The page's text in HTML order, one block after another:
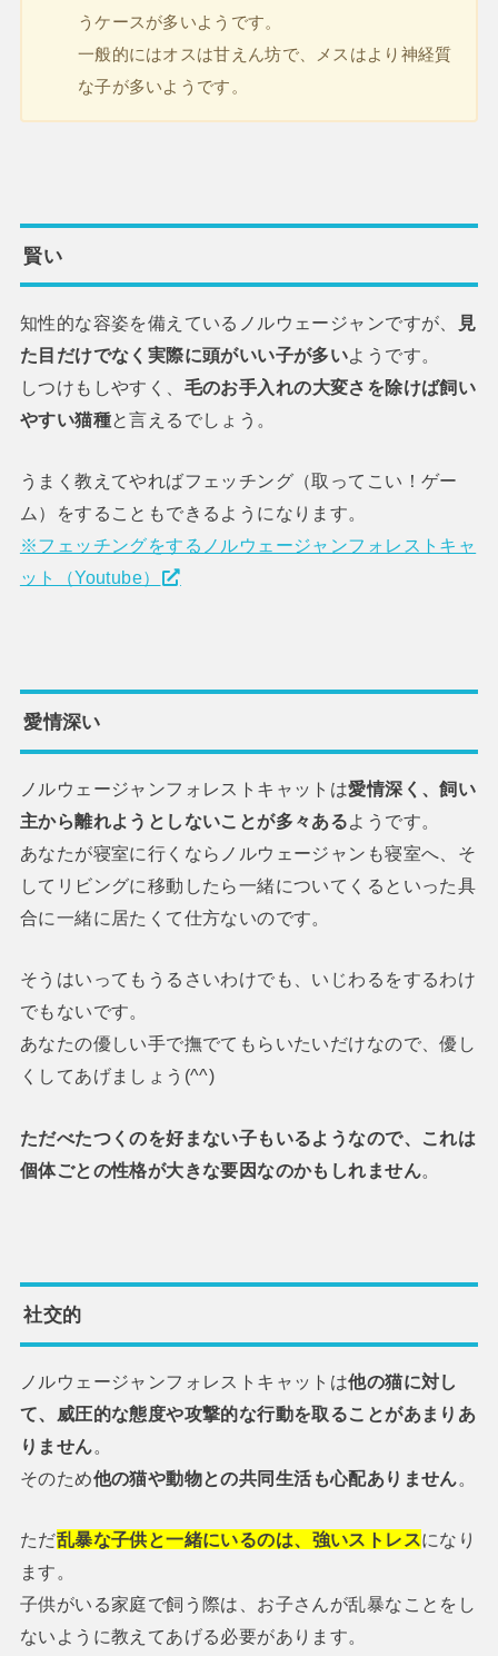
うケースが多いようです。
一般的にはオスは甘えん坊で、メスはより神経質
な子が多いようです。
賢い
知性的な容姿を備えているノルウェージャンですが、
見
た目だけでなく実際に頭がいい子が多いようです。
しつけもしやすく、 毛のお手入れの大変さを除けば飼い
やすい猫種と言えるでしょう。
うまく教えてやればフェッチング（取ってこい！ゲー
ム）をすることもできるようになります。
※フェッチングをするノルウェージャンフォレストキャ
ット（Youtube）
愛情深い
ノルウェージャンフォレストキャットは愛情深く、飼い
主から離れようとしないことが多々あるようです。
あなたが寝室に行くならノルウェージャンも寝室へ、そ
してリビングに移動したら一緒についてくるといった具
合に一緒に居たくて仕方ないのです。
そうはいってもうるさいわけでも、いじわるをするわけ
でもないです。
あなたの優しい手で撫でてもらいたいだけなので、優し
くしてあげましょう(^^)
ただべたつくのを好まない子もいるようなので、これは
個体ごとの性格が大きな要因なのかもしれません。
社交的
ノルウェージャンフォレストキャットは他の猫に対し
て、威圧的な態度や攻撃的な行動を取ることがあまりあ
りません。
そのため他の猫や動物との共同生活も心配ありません。
ただ乱暴な子供と一緒にいるのは、強いストレスになり
ます。
子供がいる家庭で飼う際は、お子さんが乱暴なことをし
ないように教えてあげる必要があります。